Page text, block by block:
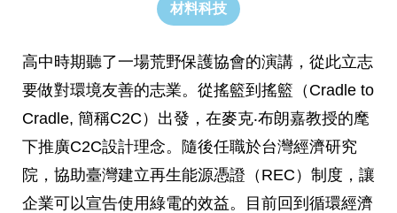
材料科技
高中時期聽了一場荒野保護協會的演講，從此立志
要做對環境友善的志業。從搖籃到搖籃（Cradle to
Cradle, 簡稱C2C）出發，在麥克‧布朗嘉教授的麾
下推廣C2C設計理念。隨後任職於台灣經濟研究
院，協助臺灣建立再生能源憑證（REC）制度，讓
企業可以宣告使用綠電的效益。目前回到循環經濟